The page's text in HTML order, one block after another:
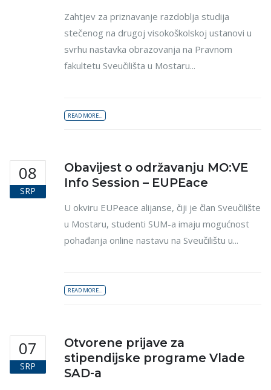
Zahtjev za priznavanje razdoblja studija
stečenog na drugoj visokoškolskoj ustanovi u
svrhu nastavka obrazovanja na Pravnom
fakultetu Sveučilišta u Mostaru...
READ MORE...
08
SRP
Obavijest o održavanju MO:VE
Info Session – EUPEace
U okviru EUPeace alijanse, čiji je član Sveučilište
u Mostaru, studenti SUM-a imaju mogućnost
pohađanja online nastavu na Sveučilištu u...
READ MORE...
07
SRP
Otvorene prijave za
stipendijske programe Vlade
SAD-a